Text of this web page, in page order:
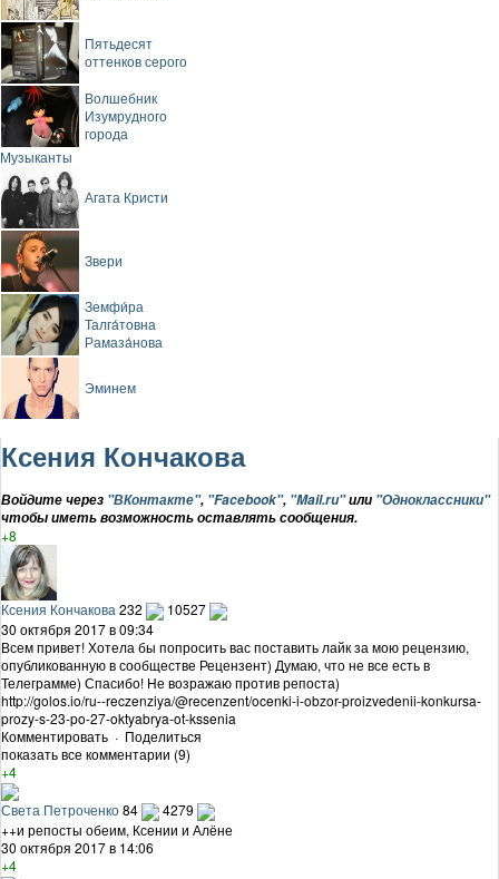
Пятьдесят
оттенков серого
Волшебник
Изумрудного
города
Музыканты
Агата Кристи
Звери
Земфи́ра
Талга́товна
Рамаза́нова
Эминем
Ксения Кончакова
Войдите через "ВКонтакте", "Facebook", "Mail.ru"или "Одноклассники"
чтобы иметь возможность оставлять сообщения.
+8
Ксения Кончакова 232
10527
30 октября 2017 в 09:34
Всем привет! Хотела бы попросить вас поставить лайк за мою рецензию,
опубликованную в сообществе Рецензент) Думаю, что не все есть в
Телеграмме) Спасибо! Не возражаю против репоста)
http://golos.io/ru--reczenziya/@recenzent/ocenki-i-obzor-proizvedenii-konkursa-
prozy-s-23-po-27-oktyabrya-ot-kssenia
Комментировать · Поделиться
показать все комментарии (9)
+4
Света Петроченко84
4279
++и репосты обеим, Ксении и Алёне
30 октября 2017 в 14:06
+4